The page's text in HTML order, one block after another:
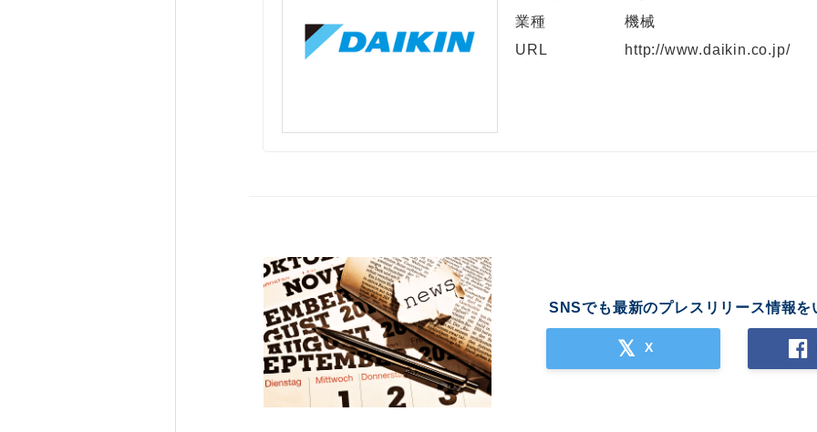
業種
機械
URL
http://www.daikin.co.jp/
SNSでも最新のプレスリリース情報を
X